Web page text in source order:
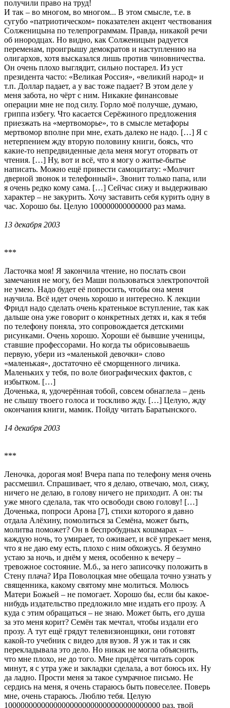
получили право на труд!
И так – во многом, во многом... В этом смысле, т.е. в
сугубо «патриотическом» показателен акцент чествования
Солженицына по телепрограммам. Правда, никакой речи
об инородцах. Но видно, как Солженицын радуется
переменам, проигрышу демократов и наступлению на
олигархов, хотя высказался лишь против чиновничества.
Он очень плохо выглядит, сильно постарел. Из уст
президента часто: «Великая Россия», «великий народ» и
т.п. Доллар падает, а у вас тоже падает? В этом деле у
меня забота, но чёрт с ним. Никакие финансовые
операции мне не под силу. Горло моё получше, думаю,
гриппа избегу. Что касается Серёжиного предложения
приезжать на «мертвоморье», то в смысле метафоры
мертвомор вполне при мне, ехать далеко не надо. […] Я с
нетерпением жду вторую половину книги, боясь, что
какие-то непредвиденные дела меня могут оторвать от
чтения. […] Ну, вот и всё, что я могу о житье-бытье
написать. Можно ещё привести самоцитату: «Молчит
дверной звонок и телефонный». Звонит только папа, или
я очень редко кому сама. […] Сейчас сижу и выдерживаю
характер – не закурить. Хочу заставить себя курить одну в
час. Хорошо бы. Целую 100000000000000 раз мама.
13 декабря 2003
***
Ласточка моя! Я закончила чтение, но послать свои
замечания не могу, без Маши пользоваться электропочтой
не умею. Надо будет её попросить, чтобы она меня
научила. Всё идет очень хорошо и интересно. К лекции
Фридл надо сделать очень кратенькое вступление, так как
дальше она уже говорит о конкретных детях и, как я тебя
по телефону поняла, это сопровождается детскими
рисунками. Очень хорошо. Хороши её бывшие ученицы,
ставшие профессорами. Но когда ты обрисовываешь
первую, убери из «маленькой девочки» слово
«маленькая», достаточно её сморщенного личика.
Маленьких у тебя, по воле биографических фактов, с
избытком. […]
Доченька, я, удочерённая тобой, совсем обнаглела – день
не слышу твоего голоса и тоскливо жду. […] Целую, жду
окончания книги, мамик. Пойду читать Баратынского.
14 декабря 2003
***
Леночка, дорогая моя! Вчера папа по телефону меня очень
рассмешил. Спрашивает, что я делаю, отвечаю, мол, сижу,
ничего не делаю, в голову ничего не приходит. А он: ты
уже много сделала, так что освободи свою голову! […]
Доченька, попроси Арона [7], стихи которого я давно
отдала Алёхину, помолиться за Семёна, может быть,
молитва поможет? Он в беспробудных кошмарах –
каждую ночь, то умирает, то оживает, и всё упрекает меня,
что я не даю ему есть, плохо с ним обхожусь. Я безумно
устаю за ночь, и днём у меня, особенно к вечеру –
тревожное состояние. М.б., за него записочку положить в
Стену плача? Ира Поволоцкая мне обещала точно узнать у
священника, какому святому мне молиться. Молюсь
Матери Божьей – не помогает. Хорошо бы, если бы какое-
нибудь издательство предложило мне издать его прозу. А
куда с этим обращаться – не знаю. Может быть, его душа
за это меня корит? Семён так мечтал, чтобы издали его
прозу. А тут ещё грядут телевизионщики, они готовят
какой-то учебник с видео для вузов. Я уж и так и сяк
перекладывала это дело. Но никак не могла объяснить,
что мне плохо, не до того. Мне придётся читать сорок
минут, я с утра уже и закладки сделала, а вот боюсь их. Ну
да ладно. Прости меня за такое сумрачное письмо. Не
сердись на меня, я очень стараюсь быть повеселее. Поверь
мне, очень стараюсь. Люблю тебя. Целую
10000000000000000000000000000000000000 раз, твой